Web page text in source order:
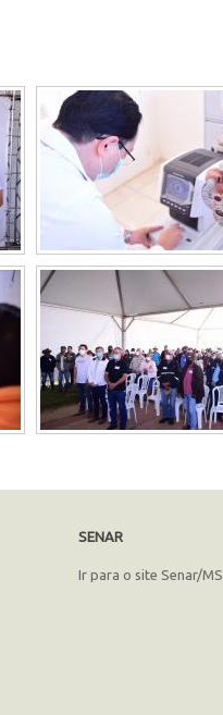
SENAR
Ir para o site Senar/MS